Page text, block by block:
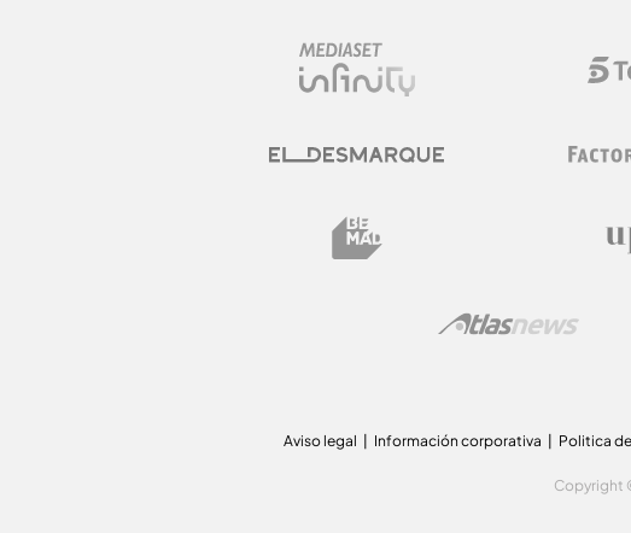
Aviso legal Información corporativa Politica
Copyright